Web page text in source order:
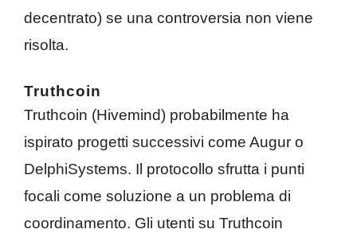
decentrato) se una controversia non viene
risolta.
Truthcoin
Truthcoin (Hivemind) probabilmente ha
ispirato progetti successivi come Augur o
DelphiSystems. Il protocollo sfrutta i punti
focali come soluzione a un problema di
coordinamento. Gli utenti su Truthcoin